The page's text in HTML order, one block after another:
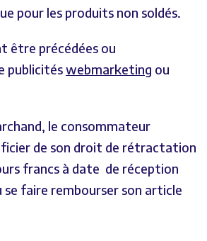
pour les produits non soldés.
être précédées ou
publicitéswebmarketing ou
le consommateur
de son droit de rétractation
francs à date de réception
se faire rembourser son article